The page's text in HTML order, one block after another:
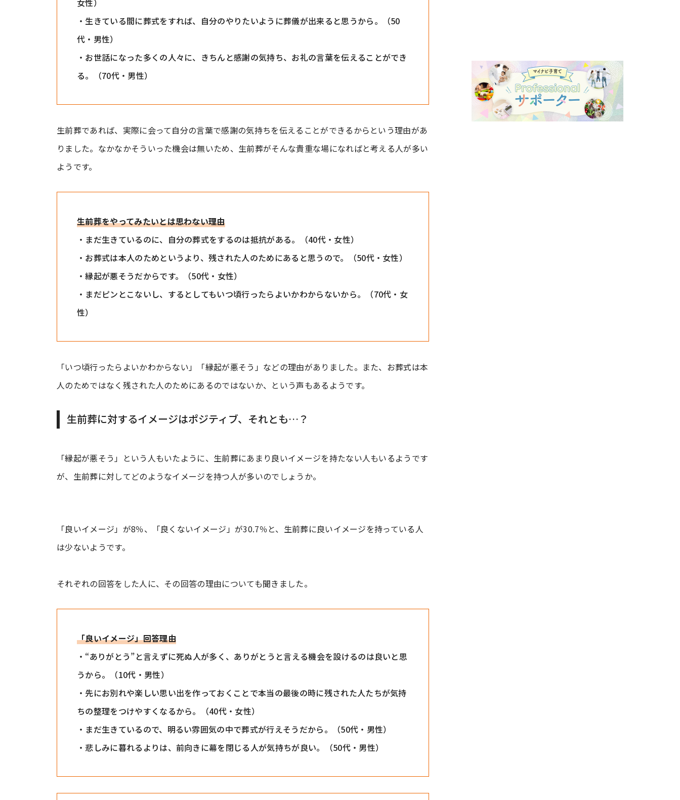
女性）
・生きている間に葬式をすれば、自分のやりたいように葬儀が出来ると思うから。（50
代・男性）
・お世話になった多くの人々に、きちんと感謝の気持ち、お礼の言葉を伝えることができ
る。（70代・男性）
生前葬であれば、実際に会って自分の言葉で感謝の気持ちを伝えることができるからという理由があ
りました。なかなかそういった機会は無いため、生前葬がそんな貴重な場になればと考える人が多い
ようです。
生前葬をやってみたいとは思わない理由
・まだ生きているのに、自分の葬式をするのは抵抗がある。（40代・女性）
・お葬式は本人のためというより、残された人のためにあると思うので。（50代・女性）
・縁起が悪そうだからです。（50代・女性）
・まだピンとこないし、するとしてもいつ頃行ったらよいかわからないから。（70代・女
性）
「いつ頃行ったらよいかわからない」「縁起が悪そう」などの理由がありました。また、お葬式は本
人のためではなく残された人のためにあるのではないか、という声もあるようです。
生前葬に対するイメージはポジティブ、それとも…？
「縁起が悪そう」という人もいたように、生前葬にあまり良いイメージを持たない人もいるようです
が、生前葬に対してどのようなイメージを持つ人が多いのでしょうか。
「良いイメージ」が8％、「良くないイメージ」が30.7％と、生前葬に良いイメージを持っている人
は少ないようです。
それぞれの回答をした人に、その回答の理由についても聞きました。
「良いイメージ」回答理由
・“ありがとう”と言えずに死ぬ人が多く、ありがとうと言える機会を設けるのは良いと思
うから。（10代・男性）
・先にお別れや楽しい思い出を作っておくことで本当の最後の時に残された人たちが気持
ちの整理をつけやすくなるから。（40代・女性）
・まだ生きているので、明るい雰囲気の中で葬式が行えそうだから。（50代・男性）
・悲しみに暮れるよりは、前向きに幕を閉じる人が気持ちが良い。（50代・男性）